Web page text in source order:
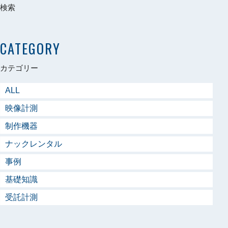
検索
CATEGORY
カテゴリー
ALL
映像計測
制作機器
ナックレンタル
事例
基礎知識
受託計測